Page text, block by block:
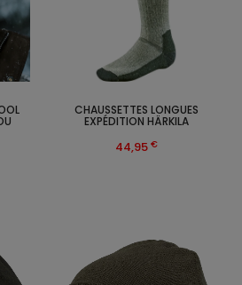
CHAUSSETTES LONGUES
EXPÉDITION HÄRKILA
44,95 €